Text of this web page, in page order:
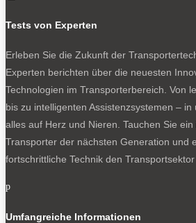
Tests von Experten
Erleben Sie die Zukunft der
Experten berichten über die neuesten
Technologien im Transporterbereich. Von
bis zu intelligenten Assistenzsystemen –
alles auf Herz und Nieren. Tauchen Sie
Transporter der nächsten Generation und
fortschrittliche Technik den
p
Umfangreiche Informationen